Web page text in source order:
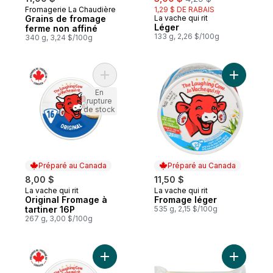
Préparé au Québec
Fromagerie La Chaudière
Grains de fromage
ferme non affiné
340 g, 3,24 $/100g
1,29 $ DE RABAIS
Préparé au Canada
La vache qui rit
Léger
133 g, 2,26 $/100g
Préparé au Canada
8,00 $
Préparé au Canada
La vache qui rit
Original Fromage à
tartiner 16P
267 g, 3,00 $/100g
Ajouter Original Fromage à tartiner 16P
En
rupture
de stock
Préparé au Canada
11,50 $
Préparé au Canada
La vache qui rit
Fromage léger
535 g, 2,15 $/100g
Ajouter
Ajouter Original Fromage à tartiner 24P
Ajouter